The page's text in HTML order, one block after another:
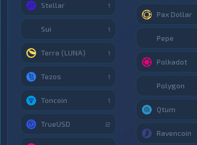
Stellar 1
Sui 1
Terra (LUNA) 1
Tezos 1
Toncoin 1
TrueUSD 2
Pax Dollar
Pepe
Polkadot
Polygon
Qtum
Ravencoin